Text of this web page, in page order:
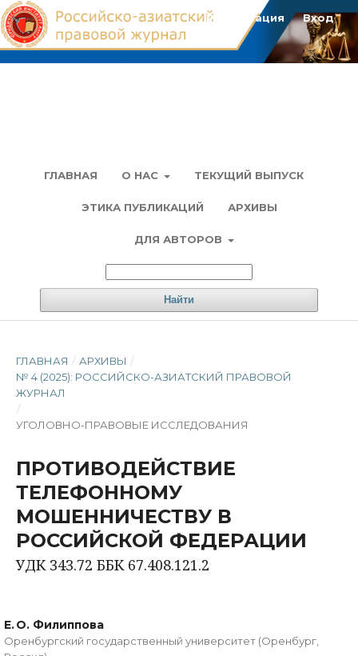
ГЛАВНАЯ О НАС ТЕКУЩИЙ ВЫПУСК
ЭТИКА ПУБЛИКАЦИЙ АРХИВЫ
ДЛЯ АВТОРОВ
Найти
Регистрация Вход
ГЛАВНАЯ / АРХИВЫ /
№ 4 (2025): РОССИЙСКО-АЗИАТСКИЙ ПРАВОВОЙ
ЖУРНАЛ
/
УГОЛОВНО-ПРАВОВЫЕ ИССЛЕДОВАНИЯ
ПРОТИВОДЕЙСТВИЕ
ТЕЛЕФОННОМУ
МОШЕННИЧЕСТВУ В
РОССИЙСКОЙ ФЕДЕРАЦИИ
УДК 343.72 ББК 67.408.121.2
Е. О. Филиппова
Оренбургский государственный университет (Оренбург,